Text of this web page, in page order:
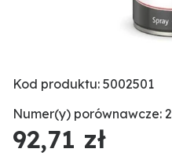
Kod produktu: 5002501
Numer(y) porównawcze:
92,71 zł